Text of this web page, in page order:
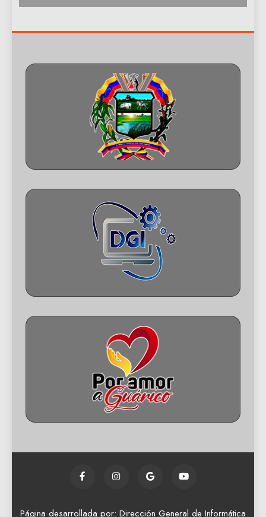
Página desarrollada por: Dirección General de Informática